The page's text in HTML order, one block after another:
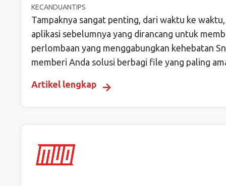
KECANDUANTIPS
Tampaknya sangat penting, dari waktu ke
aplikasi sebelumnya yang dirancang untuk
perlombaan yang menggabungkan kehebatan
memberi Anda solusi berbagi file yang paling
Artikel lengkap